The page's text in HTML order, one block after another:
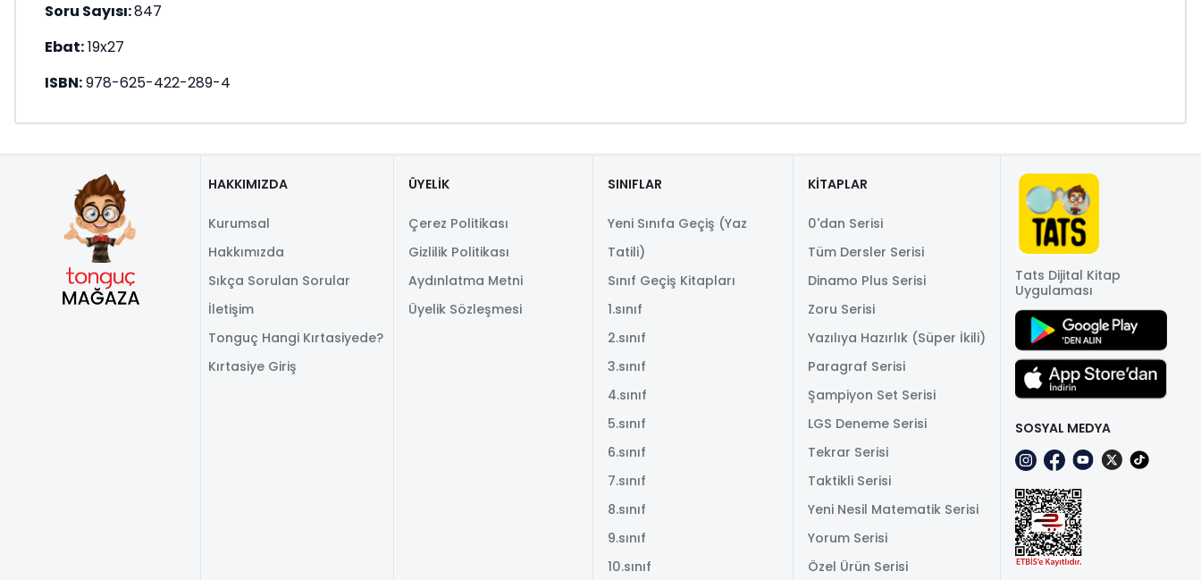
Soru Sayısı:847
Ebat:19x27
ISBN:978-625-422-289-4
HAKKIMIZDA
Kurumsal
Hakkımızda
Sıkça Sorulan Sorular
İletişim
Tonguç Hangi Kırtasiyede?
Kırtasiye Giriş
ÜYELİK
Çerez Politikası
Gizlilik Politikası
Aydınlatma Metni
Üyelik Sözleşmesi
SINIFLAR
Yeni Sınıfa Geçiş (Yaz
Tatili)
Sınıf Geçiş Kitapları
1.sınıf
2.sınıf
3.sınıf
4.sınıf
5.sınıf
6.sınıf
7.sınıf
8.sınıf
9.sınıf
10.sınıf
KİTAPLAR
0'dan Serisi
Tüm Dersler Serisi
Dinamo Plus Serisi
Zoru Serisi
Yazılıya Hazırlık (Süper İkili)
Paragraf Serisi
Şampiyon Set Serisi
LGS Deneme Serisi
Tekrar Serisi
Taktikli Serisi
Yeni Nesil Matematik Serisi
Yorum Serisi
Özel Ürün Serisi
Tats Dijital Kitap
Uygulaması
SOSYAL MEDYA